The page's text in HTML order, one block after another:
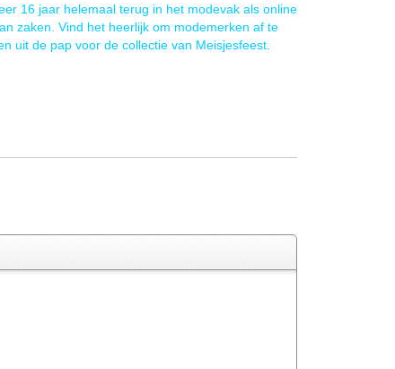
16 jaar helemaal terug in het modevak als online
zaken. Vind het heerlijk om modemerken af te
uit de pap voor de collectie van Meisjesfeest.